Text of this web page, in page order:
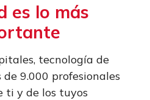
es lo más
tecnología de
9.000 profesionales
ti y de los tuyos